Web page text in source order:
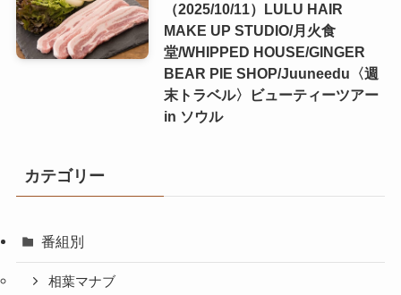
（2025/10/11）LULU HAIR
MAKE UP STUDIO/月火食
堂/WHIPPED HOUSE/GINGER
BEAR PIE SHOP/Juuneedu〈週
末トラベル〉ビューティーツアー
in ソウル
カテゴリー
番組別
相葉マナブ